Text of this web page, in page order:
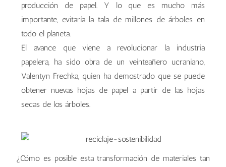
producción de papel. Y lo que es mucho más
importante, evitaría la tala de millones de árboles en
todo el planeta.
El avance que viene a revolucionar la industria
papelera, ha sido obra de un veinteañero ucraniano,
Valentyn Frechka, quien ha demostrado que se puede
obtener nuevas hojas de papel a partir de las hojas
secas de los árboles.
¿Cómo es posible esta transformación de materiales tan